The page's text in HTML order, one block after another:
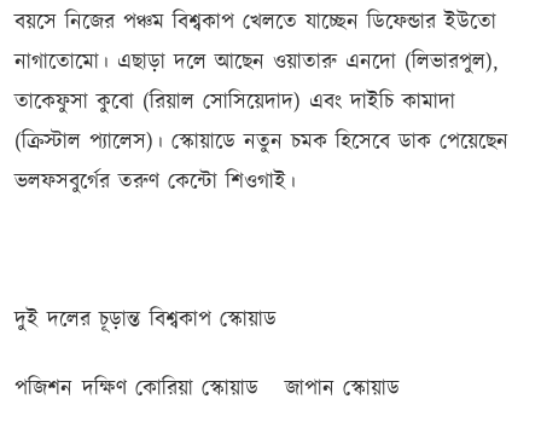
বয়সে নিজের পঞ্চম বিশ্বকাপ খেলতে যাচ্ছেন ডিফেন্ডার ইউতো
নাগাতোমো। এছাড়া দলে আছেন ওয়াতারু এনদো (লিভারপুল),
তাকেফুসা কুবো (রিয়াল সোসিয়েদাদ) এবং দাইচি কামাদা
(ক্রিস্টাল প্যালেস)। স্কোয়াডে নতুন চমক হিসেবে ডাক পেয়েছেন
ভলফসবুর্গের তরুণ কেন্টো শিওগাই।
দুই দলের চূড়ান্ত বিশ্বকাপ স্কোয়াড
পজিশন দক্ষিণ কোরিয়া স্কোয়াড জাপান স্কোয়াড